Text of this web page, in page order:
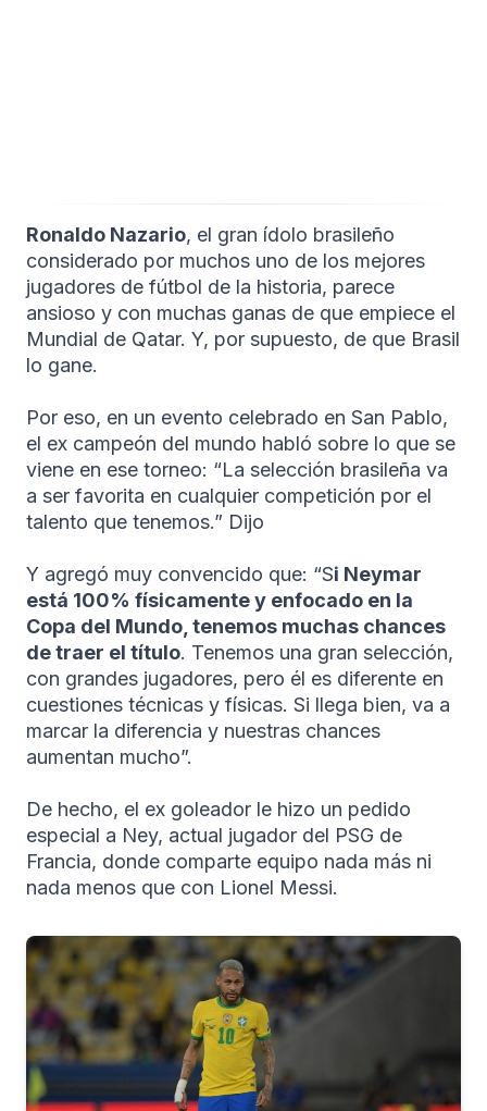
Ronaldo Nazario, el gran ídolo brasileño
considerado por muchos uno de los mejores
jugadores de fútbol de la historia, parece
ansioso y con muchas ganas de que empiece el
Mundial de Qatar. Y, por supuesto, de que Brasil
lo gane.
Por eso, en un evento celebrado en San Pablo,
el ex campeón del mundo habló sobre lo que se
viene en ese torneo: “La selección brasileña va
a ser favorita en cualquier competición por el
talento que tenemos.” Dijo
Y agregó muy convencido que: “Si Neymar
está 100% físicamente y enfocado en la
Copa del Mundo, tenemos muchas chances
de traer el título. Tenemos una gran selección,
con grandes jugadores, pero él es diferente en
cuestiones técnicas y físicas. Si llega bien, va a
marcar la diferencia y nuestras chances
aumentan mucho”.
De hecho, el ex goleador le hizo un pedido
especial a Ney, actual jugador del PSG de
Francia, donde comparte equipo nada más ni
nada menos que con Lionel Messi.